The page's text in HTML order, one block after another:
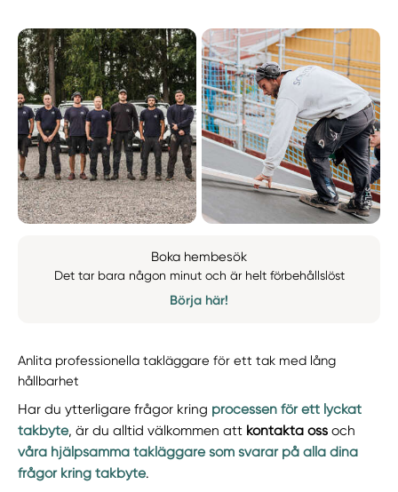
Boka hembesök
Det tar bara någon minut och är helt förbehållslöst
Börja här!
Anlita professionella takläggare för ett tak med lång
hållbarhet
Har du ytterligare frågor kring processen för ett lyckat
takbyte, är du alltid välkommen att kontakta oss och
våra hjälpsamma takläggare som svarar på alla dina
frågor kring takbyte.